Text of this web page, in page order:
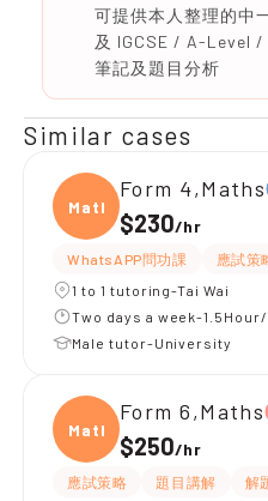
可提供本人整理的中
及 IGCSE / A-Level
筆記及題目分析
Similar cases
Maths
Form 4,Maths
$230/hr
WhatsAPP問功課 應試策
1 to 1 tutoring-Tai Wai
Two days a week-
Male tutor-University
Maths
Form 6,Maths
$250/hr
應試策略 題目講解 解